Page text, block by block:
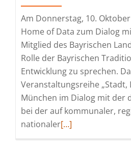
Am Donnerstag, 10.
Home of Data zum Dialog
Mitglied des Bayrischen
Rolle der Bayrischen
Entwicklung zu sprechen.
Veranstaltungsreihe „Stadt,
München im Dialog mit der
bei der auf kommunaler,
nationalerRead
[…]